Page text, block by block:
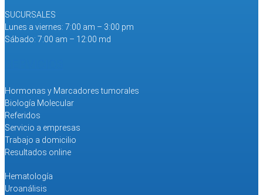
SUCURSALES
Lunes a viernes: 7:00 am – 3:00 pm
Sábado: 7:00 am – 12:00 md
Hormonas y Marcadores tumorales
Biología Molecular
Referidos
Servicio a empresas
Trabajo a domicilio
Resultados online
Hematología
Uroanálisis